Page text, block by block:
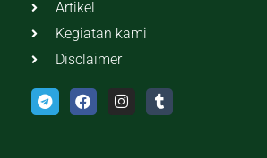
Artikel
Kegiatan kami
Disclaimer